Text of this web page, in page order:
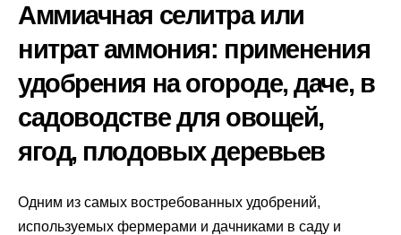
Аммиачная селитра или
нитрат аммония: применения
удобрения на огороде, даче, в
садоводстве для овощей,
ягод, плодовых деревьев
Одним из самых востребованных удобрений,
используемых фермерами и дачниками в саду и